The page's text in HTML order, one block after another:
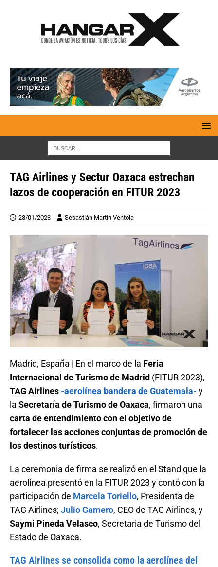
TAG Airlines y Sectur Oaxaca estrechan
lazos de cooperación en FITUR 2023
23/01/2023 Sebastián Martín Ventola
Madrid, España | En el marco de la Feria
Internacional de Turismo de Madrid (FITUR 2023),
TAG Airlines -aerolínea bandera de Guatemala- y
la Secretaría de Turismo de Oaxaca, firmaron una
carta de entendimiento con el objetivo de
fortalecer las acciones conjuntas de promoción de
los destinos turísticos.
La ceremonia de firma se realizó en el Stand que la
aerolínea presentó en la FITUR 2023 y contó con la
participación de Marcela Toriello, Presidenta de
TAG Airlines; Julio Gamero, CEO de TAG Airlines, y
Saymi Pineda Velasco, Secretaria de Turismo del
Estado de Oaxaca.
TAG Airlines se consolida como la aerolínea del